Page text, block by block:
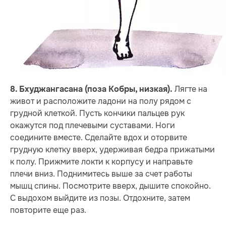
8. Бхуджангасана (поза Кобры, низкая). Лягте на
живот и расположите ладони на полу рядом с
грудной клеткой. Пусть кончики пальцев рук
окажутся под плечевыми суставами. Ноги
соедините вместе. Сделайте вдох и оторвите
грудную клетку вверх, удерживая бедра прижатыми
к полу. Прижмите локти к корпусу и направьте
плечи вниз. Поднимитесь выше за счет работы
мышц спины. Посмотрите вверх, дышите спокойно.
С выдохом выйдите из позы. Отдохните, затем
повторите еще раз.